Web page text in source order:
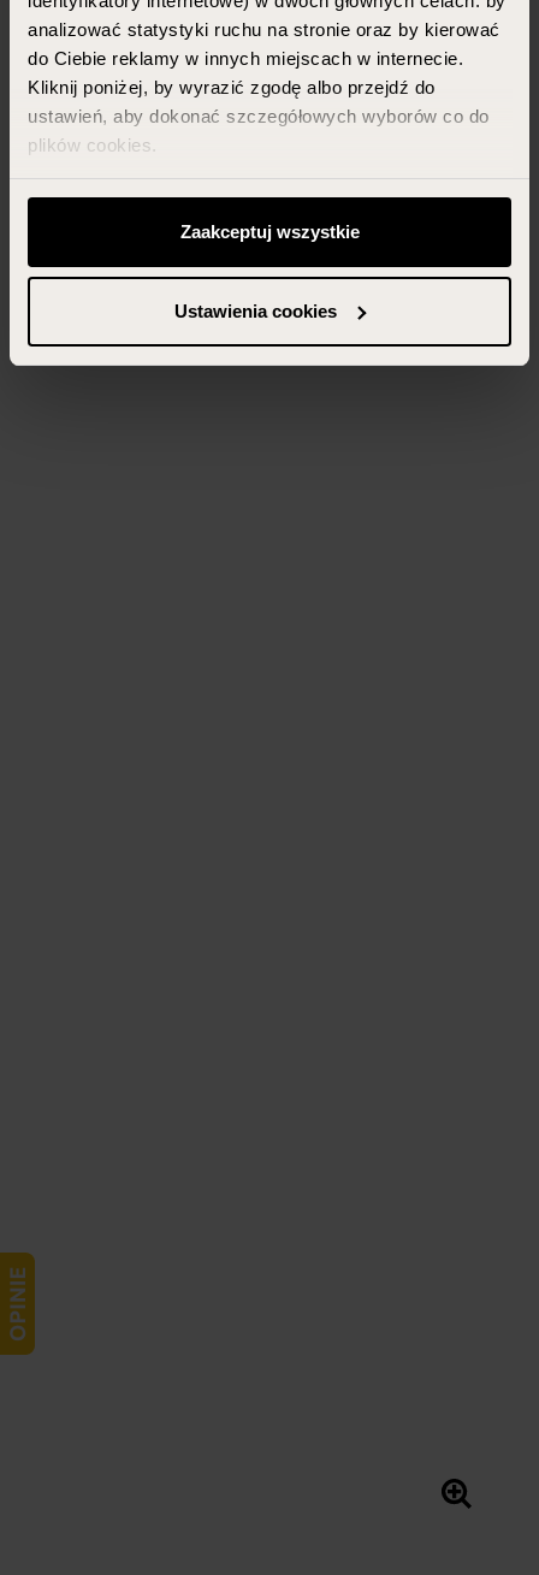
analizować statystyki ruchu na stronie oraz by kierować
do Ciebie reklamy w innych miejscach w internecie.
Kliknij poniżej, by wyrazić zgodę albo przejdź do
ustawień, aby dokonać szczegółowych wyborów co do
plików cookies.
Możesz zawsze zarządzać swoimi zgodami (w tym
odwołać te, których udzieliłeś wcześniej) klikając w
przycisk „Ustawienia cookies” widoczny na samym dole
Więcej informacji znajdziesz w zakładce „Szczegóły”
Zaakceptuj wszystkie
Ustawienia cookies